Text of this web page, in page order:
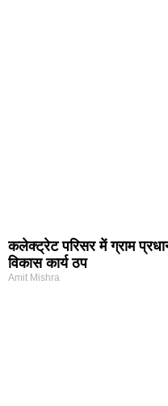
कलेक्ट्रेट परिसर में ग्राम
विकास कार्य ठप
Amit Mishra